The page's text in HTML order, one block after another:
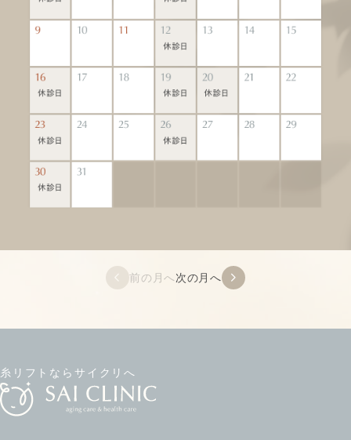
前の月へ次の月へ
糸リフトならサイクリへ